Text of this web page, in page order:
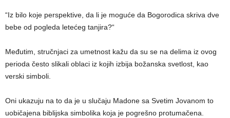
“Iz bilo koje perspektive, da li je moguće da Bogorodica skriva dve
bebe od pogleda letećeg tanjira?“
Međutim, stručnjaci za umetnost kažu da su se na delima iz ovog
perioda često slikali oblaci iz kojih izbija božanska svetlost, kao
verski simboli.
Oni ukazuju na to da je u slučaju Madone sa Svetim Jovanom to
uobičajena biblijska simbolika koja je pogrešno protumačena.